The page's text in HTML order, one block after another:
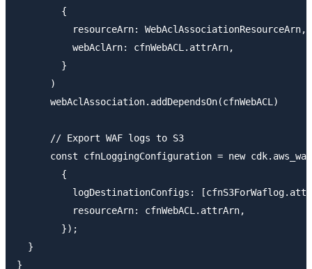
        {
          resourceArn: WebAclAssociationResourceArn,
          webAclArn: cfnWebACL.attrArn,
        }
      )
      webAclAssociation.addDependsOn(cfnWebACL)
      // Export WAF logs to S3
const cfnLoggingConfiguration = new
        {
logDestinationConfigs:
          resourceArn: cfnWebACL.attrArn,
        });
  }